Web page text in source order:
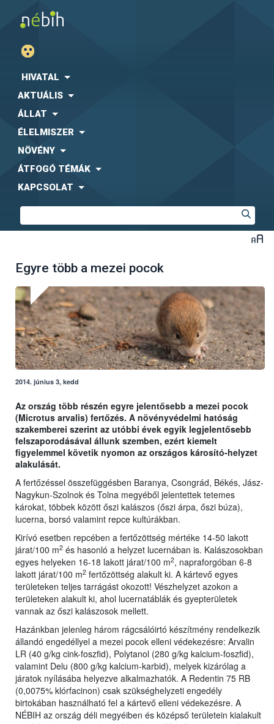
HIVATAL
AKTUÁLIS
ÁLLAT
ÉLELMISZER
NÖVÉNY
ÁTFOGÓ TÉMÁK
KAPCSOLAT
Egyre több a mezei pocok
2014. június 3, kedd
Az ország több részén egyre jelentősebb a mezei pocok
(Microtus arvalis) fertőzés. A növényvédelmi hatóság
szakemberei szerint az utóbbi évek egyik legjelentősebb
felszaporodásával állunk szemben, ezért kiemelt
figyelemmel követik nyomon az országos károsító-helyzet
alakulását.
A fertőzéssel összefüggésben Baranya, Csongrád, Békés, Jász-
Nagykun-Szolnok és Tolna megyéből jelentettek tetemes
károkat, többek között őszi kalászos (őszi árpa, őszi búza),
lucerna, borsó valamint repce kultúrákban.
Kirívó esetben repcében a fertőzöttség mértéke 14-50 lakott
járat/100 m2 és hasonló a helyzet lucernában is. Kalászosokban
egyes helyeken 16-18 lakott járat/100 m2, napraforgóban 6-8
lakott járat/100 m2 fertőzöttség alakult ki. A kártevő egyes
területeken teljes tarrágást okozott! Vészhelyzet azokon a
területeken alakult ki, ahol lucernatáblák és gyepterületek
vannak az őszi kalászosok mellett.
Hazánkban jelenleg három rágcsálóirtó készítmény rendelkezik
állandó engedéllyel a mezei pocok elleni védekezésre: Arvalin
LR (40 g/kg cink-foszfid), Polytanol (280 g/kg kalcium-foszfid),
valamint Delu (800 g/kg kalcium-karbid), melyek kizárólag a
járatok nyílásába helyezve alkalmazhatók. A Redentin 75 RB
(0,0075% klórfacinon) csak szükséghelyzeti engedély
birtokában használható fel a kártevő elleni védekezésre. A
NÉBIH az ország déli megyéiben és középső területein kialakult